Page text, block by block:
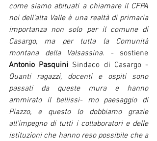
come siamo abituati a chiamare il CFPA
noi dell’alta Valle è una realtà di primaria
importanza non solo per il comune di
Casargo, ma per tutta la Comunità
montana della Valsassina.
Antonio Pasquini
Quanti ragazzi, docenti e ospiti sono
passati da queste mura e hanno
ammirato il bellissi- mo paesaggio di
Piazzo, e questo lo dobbiamo grazie
all’impegno di tutti i collaboratori e delle
istituzioni che hanno reso possibile che a